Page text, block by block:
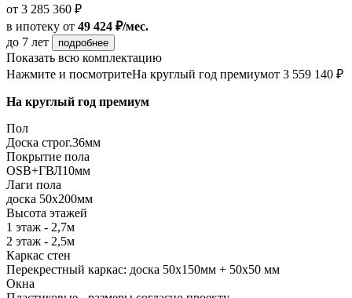
от 3 285 360 ₽
в ипотеку от 49 424 ₽/мес.
до 7 лет
подробнее
Показать всю комплектацию
Нажмите и посмотритеНа круглый год премиумот 3 559 140 ₽
На круглый год премиум
Пол
Доска строг.36мм
Покрытие пола
ОSB+ГВЛ10мм
Лаги пола
доска 50х200мм
Высота этажей
1 этаж - 2,7м
2 этаж - 2,5м
Каркас стен
Перекрестный каркас: доска 50х150мм + 50х50 мм
Окна